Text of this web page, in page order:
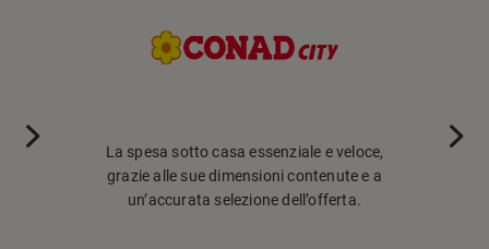
La spesa sotto casa essenziale e veloce,
grazie alle sue dimensioni contenute e a
un’accurata selezione dell’offerta.
La sintesi